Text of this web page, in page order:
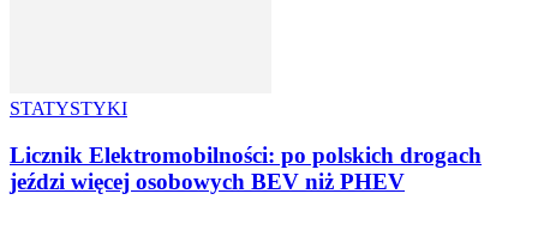
STATYSTYKI
Licznik Elektromobilności: po polskich drogach
jeździ więcej osobowych BEV niż PHEV